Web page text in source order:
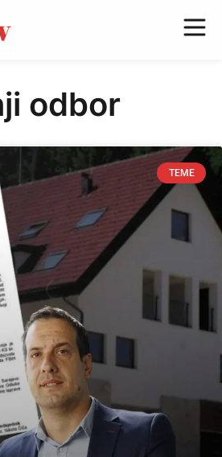
odbor
TEME